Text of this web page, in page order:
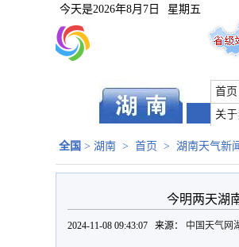
今天是2026年8月7日 星期五
首页
关长
全国 > 湖南 > 首页 > 湖南天气新
今明两天湖
2024-11-08 09:43:07 来源： 中国天气网